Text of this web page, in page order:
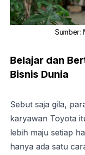
Sumber:
Belajar dan
Bisnis Dunia
Sebut saja gila,
karyawan Toyota
lebih maju setiap
hanya ada satu